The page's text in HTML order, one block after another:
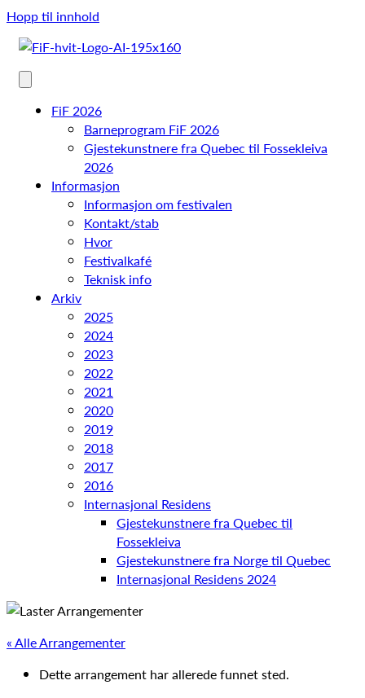
Hopp til innhold
FiF 2026
Barneprogram FiF 2026
Gjestekunstnere fra Quebec til Fossekleiva
2026
Informasjon
Informasjon om festivalen
Kontakt/stab
Hvor
Festivalkafé
Teknisk info
Arkiv
2025
2024
2023
2022
2021
2020
2019
2018
2017
2016
Internasjonal Residens
Gjestekunstnere fra Quebec til
Fossekleiva
Gjestekunstnere fra Norge til Quebec
Internasjonal Residens 2024
« Alle Arrangementer
Dette arrangement har allerede funnet sted.